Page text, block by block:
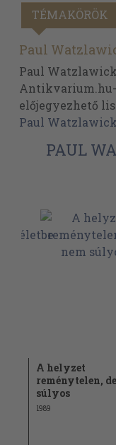
TÉMAKÖRÖK
Paul
Paul
előjegyezhető
Paul
PAUL
A helyzet
reménytelen,
súlyos
1989